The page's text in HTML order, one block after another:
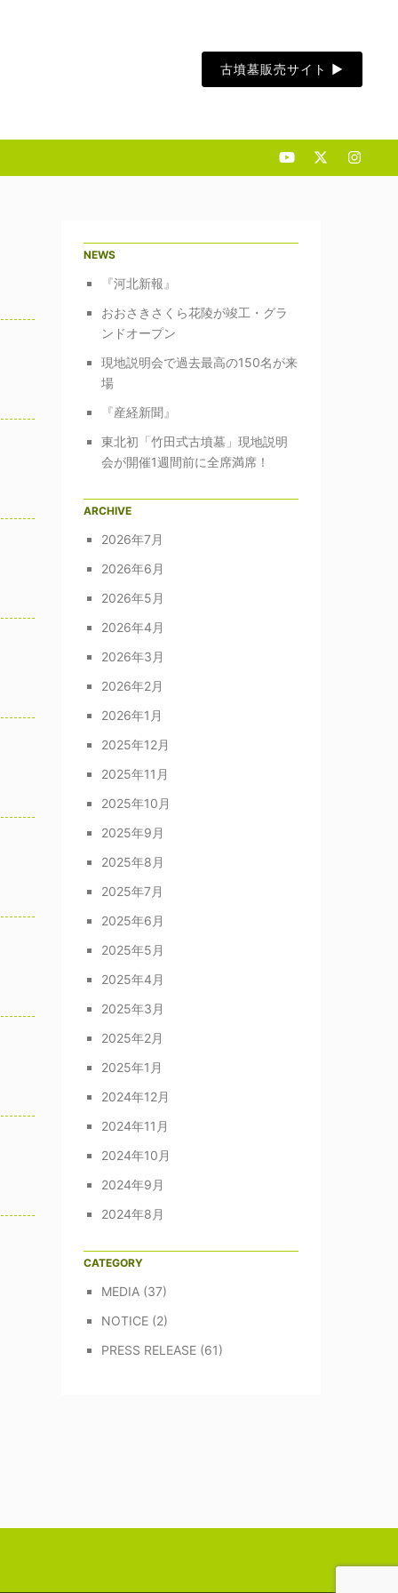
古墳墓販売サイト ▶︎
NEWS
『河北新報』
おおさきさくら花陵が竣工・グラ
ンドオープン
現地説明会で過去最高の150名が来
場
『産経新聞』
東北初「竹田式古墳墓」現地説明
会が開催1週間前に全席満席！
ARCHIVE
2026年7月
2026年6月
2026年5月
2026年4月
2026年3月
2026年2月
2026年1月
2025年12月
2025年11月
2025年10月
2025年9月
2025年8月
2025年7月
2025年6月
2025年5月
2025年4月
2025年3月
2025年2月
2025年1月
2024年12月
2024年11月
2024年10月
2024年9月
2024年8月
CATEGORY
MEDIA(37)
NOTICE(2)
PRESS RELEASE(61)